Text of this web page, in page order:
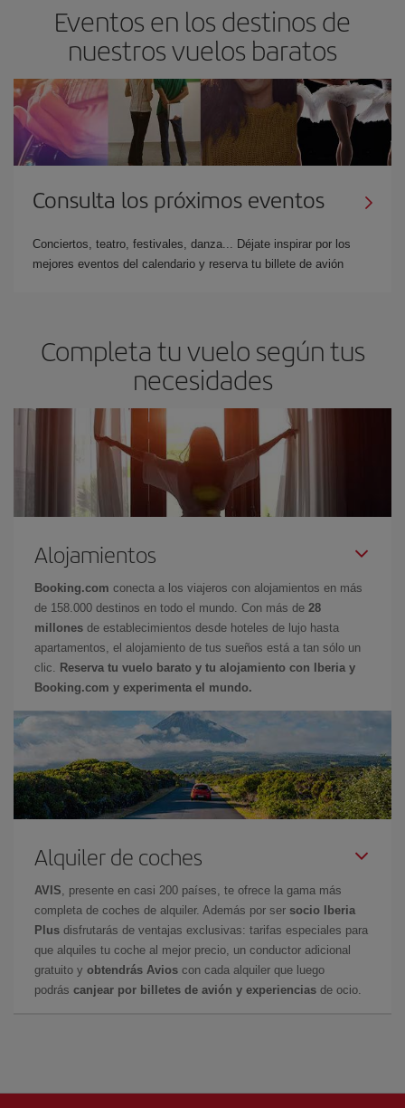
Eventos en los destinos de
nuestros vuelos baratos
Consulta los próximos eventos
Conciertos, teatro, festivales, danza... Déjate inspirar por los
mejores eventos del calendario y reserva tu billete de avión
Completa tu vuelo según tus
necesidades
Alojamientos
Booking.com conecta a los viajeros con alojamientos en más
de 158.000 destinos en todo el mundo. Con más de 28
millones de establecimientos desde hoteles de lujo hasta
apartamentos, el alojamiento de tus sueños está a tan sólo un
clic.
Reserva tu vuelo barato y tu alojamiento con Iberia y
Booking.com y experimenta el mundo.
Alquiler de coches
AVIS , presente en casi 200 países, te ofrece la gama más
completa de coches de alquiler. Además por ser socio Iberia
Plus disfrutarás de ventajas exclusivas: tarifas especiales para
que alquiles tu coche al mejor precio, un conductor adicional
gratuito y obtendrás Avios con cada alquiler que luego
podrás canjear por billetes de avión y experiencias de ocio.